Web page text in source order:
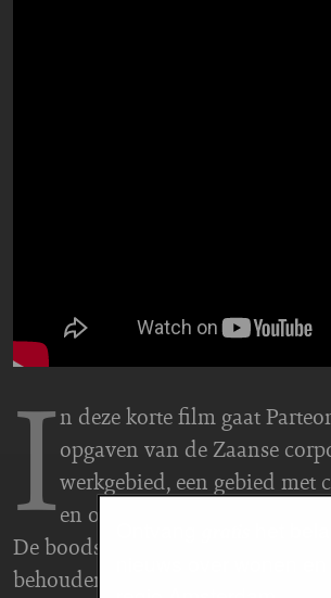
In deze korte film gaat
opgaven van de Zaanse
werkgebied, een gebied met
en ook veel oude
De boodschap: we kunnen niet al
behouden als we ook moeten